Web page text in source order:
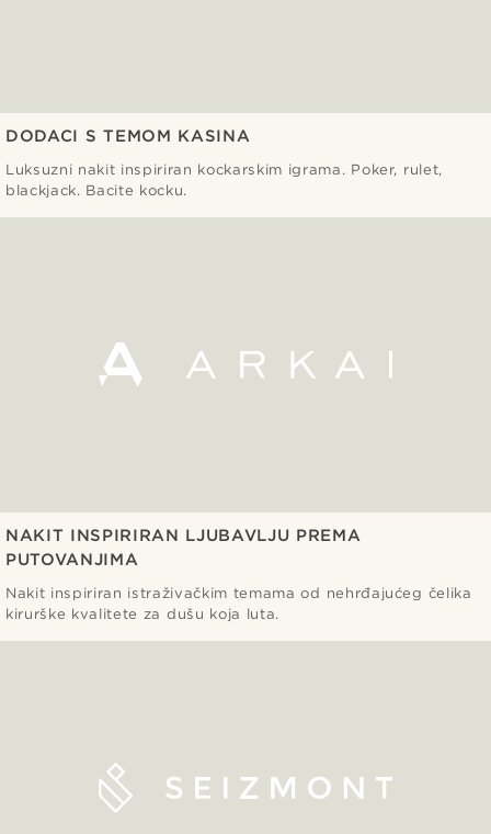
DODACI S TEMOM KASINA
Luksuzni nakit inspiriran kockarskim igrama. Poker, rulet,
blackjack. Bacite kocku.
NAKIT INSPIRIRAN LJUBAVLJU PREMA
PUTOVANJIMA
Nakit inspiriran istraživačkim temama od nehrđajućeg čelika
kirurške kvalitete za dušu koja luta.